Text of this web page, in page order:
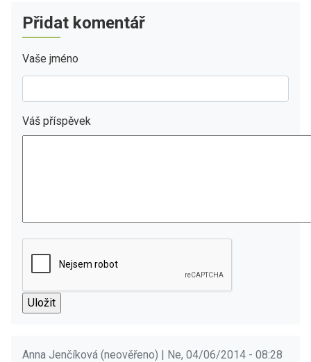
Přidat komentář
Vaše jméno
Váš příspěvek
Anna Jenčíková (neověřeno) | Ne, 04/06/2014 - 08:28